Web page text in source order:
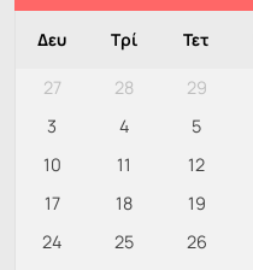
Δευ Τρί Τετ
27 28 29
3
4 5
10 11 12
17
18 19
24
25 26